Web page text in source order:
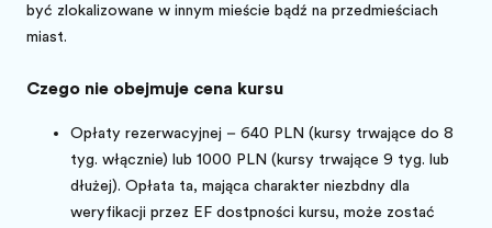
być zlokalizowane w innym mieście bądź na przedmieściach
miast.
Czego nie obejmuje cena kursu
Opłaty rezerwacyjnej – 640 PLN (kursy trwające do 8
tyg. włącznie) lub 1000 PLN (kursy trwające 9 tyg. lub
dłużej). Opłata ta, mająca charakter niezbędny dla
weryfikacji przez EF dostępności kursu, może zostać